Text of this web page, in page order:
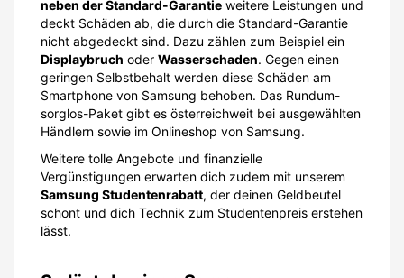
neben der Standard-Garantie weitere Leistungen und
deckt Schäden ab, die durch die Standard-Garantie
nicht abgedeckt sind. Dazu zählen zum Beispiel ein
Displaybruch oder Wasserschaden. Gegen einen
geringen Selbstbehalt werden diese Schäden am
Smartphone von Samsung behoben. Das Rund­um-
sorg­los-Pa­ket gibt es österreichweit bei ausgewählten
Händlern sowie im Onlineshop von Samsung.
Weitere tolle Angebote und finanzielle
Vergünstigungen erwarten dich zudem mit unserem
Samsung Studentenrabatt, der deinen Geldbeutel
schont und dich Technik zum Studentenpreis erstehen
lässt.